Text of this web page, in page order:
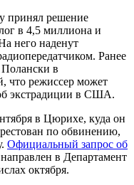
принял решение
в 4,5 миллиона и
него наденут
Ранее
в
что режиссер может
экстрадиции в США.
в Цюрихе, куда он
по обвинению,
Официальный запрос об
в Департамент
октября.